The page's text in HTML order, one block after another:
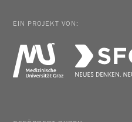
EIN PROJEKT VON: